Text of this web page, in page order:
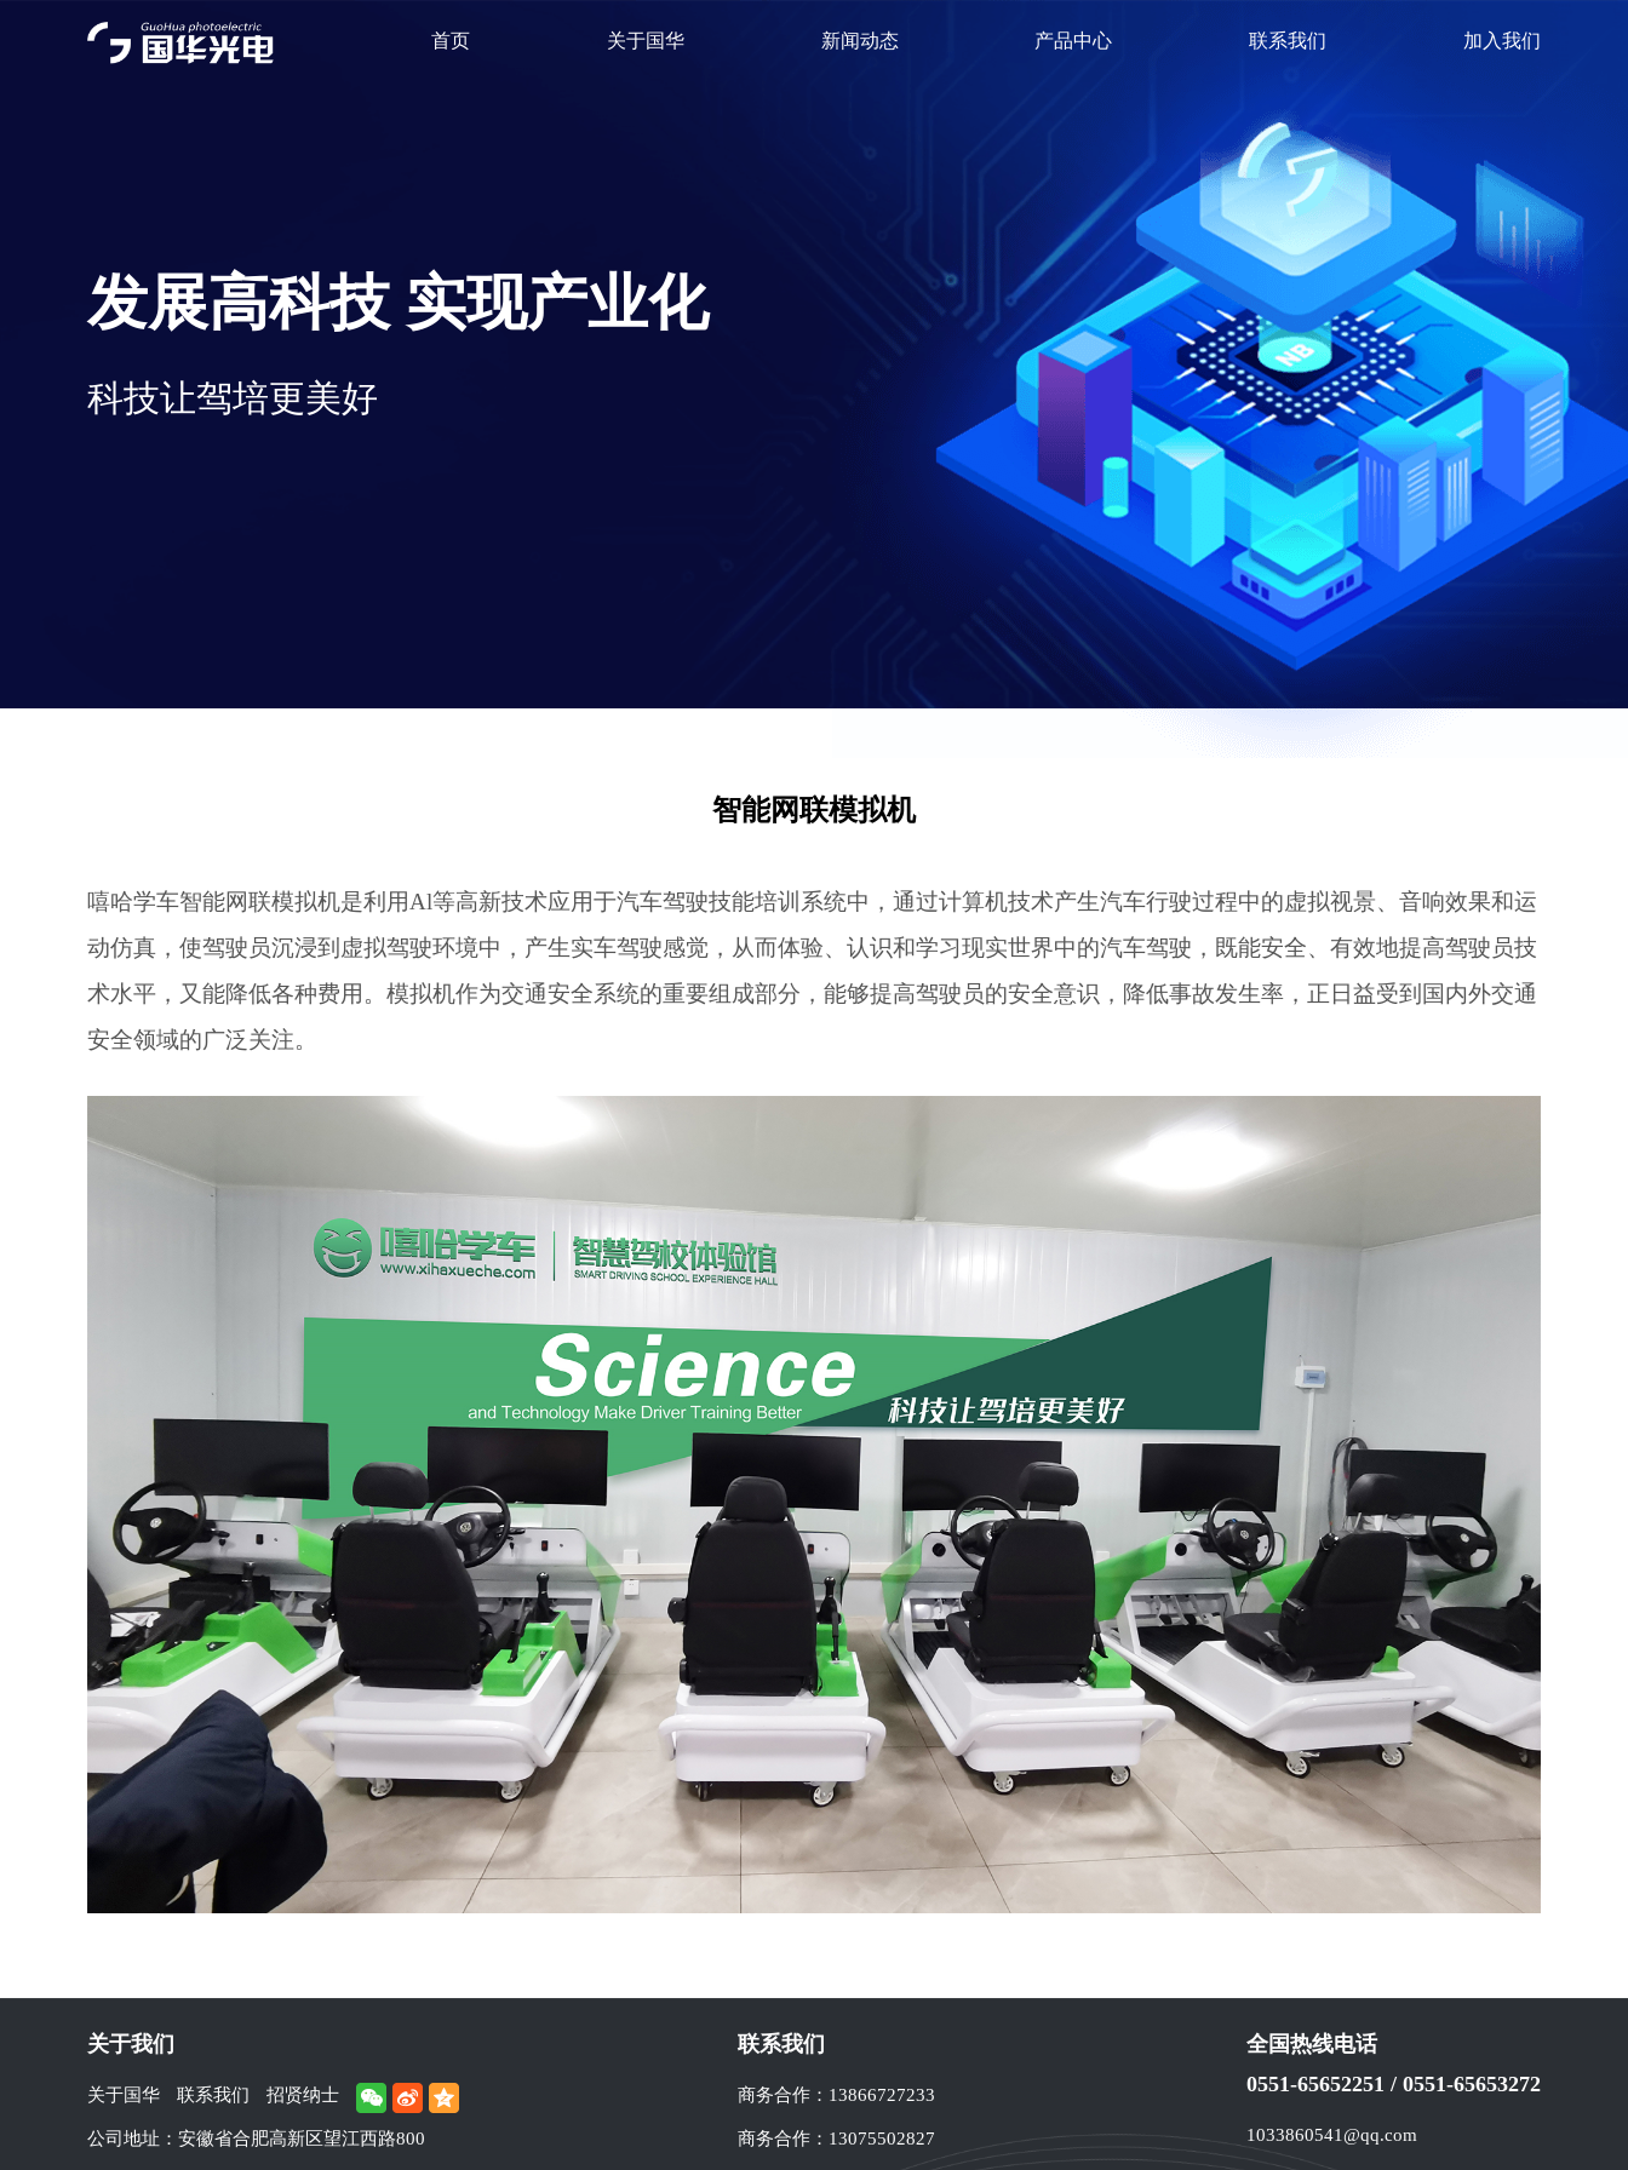
首页 关于国华 新闻动态 产品中心 联系我们 加入我们
发展高科技 实现产业化
科技让驾培更美好
智能网联模拟机
嘻哈学车智能网联模拟机是利用Al等高新技术应用于汽车驾驶技能培训系统中，通过计算机技术产生汽车行驶过程中的虚拟视景、音响效果和运
动仿真，使驾驶员沉浸到虚拟驾驶环境中，产生实车驾驶感觉，从而体验、认识和学习现实世界中的汽车驾驶，既能安全、有效地提高驾驶员技
术水平，又能降低各种费用。模拟机作为交通安全系统的重要组成部分，能够提高驾驶员的安全意识，降低事故发生率，正日益受到国内外交通
安全领域的广泛关注。
关于我们
关于国华 联系我们 招贤纳士
公司地址：安徽省合肥高新区望江西路800
联系我们
商务合作： 13866727233
商务合作： 13075502827
全国热线电话
0551-65652251 / 0551-65653272
1033860541@qq.com